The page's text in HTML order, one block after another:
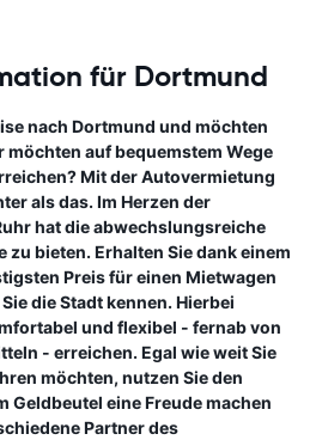
für Dortmund
nach Dortmund und möchten
möchten auf bequemstem Wege
Mit der Autovermietung
als das. Im Herzen der
hat die abwechslungsreiche
zu bieten. Erhalten Sie dank einem
Preis für einen Mietwagen
die Stadt kennen. Hierbei
und flexibel - fernab von
- erreichen. Egal wie weit Sie
möchten, nutzen Sie den
Geldbeutel eine Freude machen
Partner des